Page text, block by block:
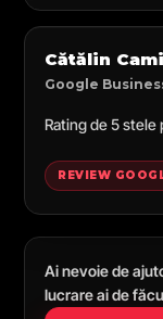
Cătălin
Google
Rating de 5 stele
REVIEW
Ai nevoie de
lucrare ai de